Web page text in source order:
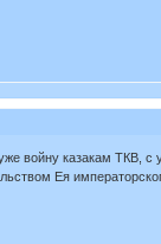
войну казакам ТКВ,
Ея